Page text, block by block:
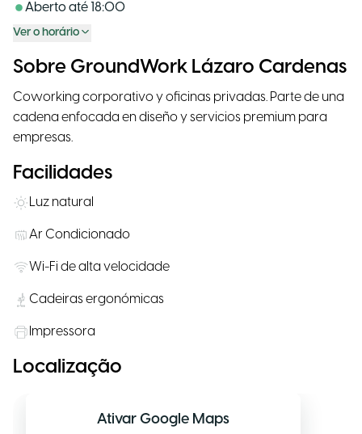
Aberto até 18:00
Ver o horário
Sobre GroundWork Lázaro Cardenas
Coworking corporativo y oficinas privadas. Parte de una
cadena enfocada en diseño y servicios premium para
empresas.
Facilidades
Luz natural
Ar Condicionado
Wi-Fi de alta velocidade
Cadeiras ergonómicas
Impressora
Localização
Ativar Google Maps